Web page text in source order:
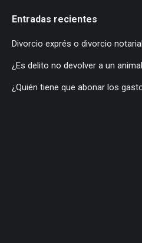
Entradas recientes
Divorcio exprés o divorcio notarial
¿Es delito no devolver a un
¿Quién tiene que abonar los